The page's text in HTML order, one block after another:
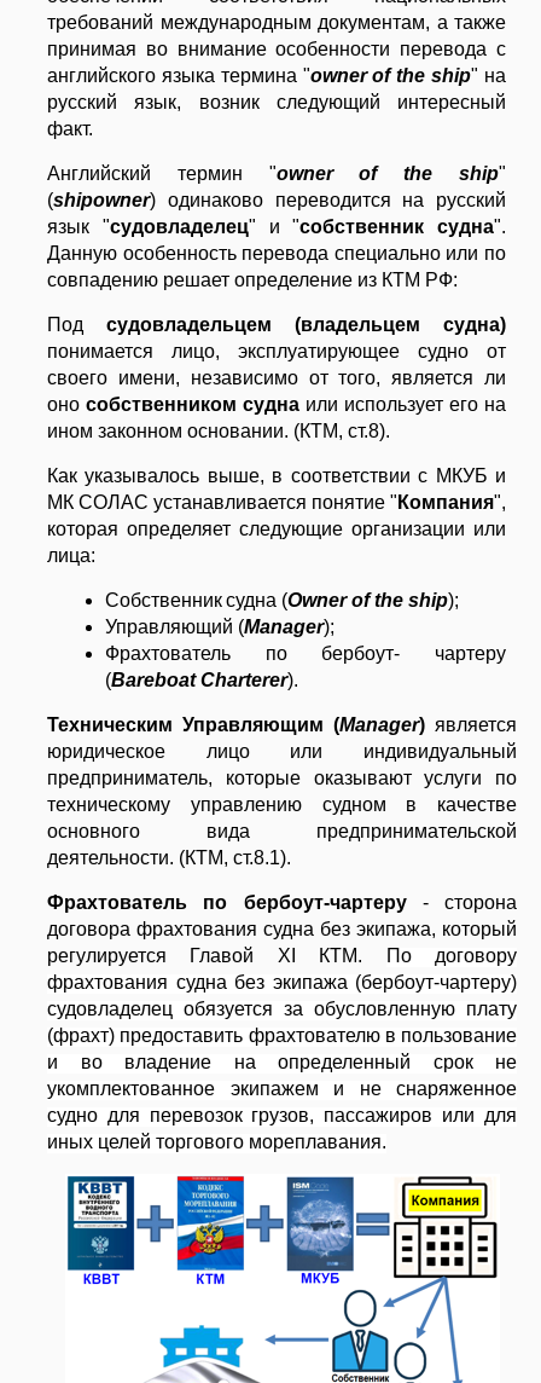
требований международным документам, а также
принимая во внимание особенности перевода с
английского языка термина "owner of the ship" на
русский язык, возник следующий интересный
факт.
Английский термин "owner of the ship"
(shipowner) одинаково переводится на русский
язык "судовладелец" и "собственник судна".
Данную особенность перевода специально или по
совпадению решает определение из КТМ РФ:
Под судовладельцем (владельцем судна)
понимается лицо, эксплуатирующее судно от
своего имени, независимо от того, является ли
оно собственником судна или использует его на
ином законном основании. (КТМ, ст.8).
Как указывалось выше, в соответствии с МКУБ и
МК СОЛАС устанавливается понятие " Компания",
которая определяет следующие организации или
лица:
Собственниксудна (Owner of the ship);
Управляющий (Manager);
Фрахтователь по бербоут- чартеру
(BareboatCharterer).
Техническим Управляющим (Manager) является
юридическое лицо или индивидуальный
предприниматель, которые оказывают услуги по
техническому управлению судном в качестве
основного вида предпринимательской
деятельности. (КТМ, ст.8.1).
Фрахтователь по бербоут-чартеру- сторона
договора фрахтования судна без экипажа, который
регулируется Главой XI КТМ.
По договору
фрахтования судна без экипажа (бербоут-чартеру)
судовладелец обязуется за обусловленную плату
(фрахт) предоставить фрахтователю в пользование
и во владение на определенный срок не
укомплектованное экипажем и не снаряженное
судно для перевозок грузов, пассажиров или для
иных целей торгового мореплавания.
23
07.26
Работы на высоте и за бортом
судна
Компания ИБИКОН
предлагает Вашему
вниманию практические
рекомендации по
безопасному выполнению
работ на высоте и за
бортом судна.